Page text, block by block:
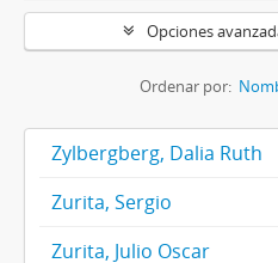
Opciones
Ordenar por:
Zylbergberg, Dalia Ruth
Zurita, Sergio
Zurita, Julio Oscar